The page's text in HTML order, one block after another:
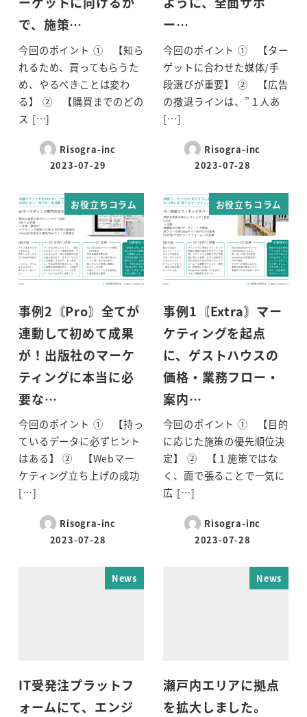
で、施策…
今回のポイント ① 【知ら
れるため、買ってもらうた
め、やるべきことは変わ
る】 ② 【購買までのどの
ス […]
Risogra-inc
2023-07-29
ー…
今回のポイント ① 【ター
ゲットに合わせた媒体/手
段選びが重要】 ② 【広告
の撤退ラインは、”１人あ
[…]
Risogra-inc
2023-07-28
お役立ちコラム
事例2〘Pro〙全てが
連動して初めて成果
が！出版社のマーケ
ティングに本当に必
要な…
今回のポイント ① 【持っ
ているデータに必ずヒント
はある】 ② 【Webマー
ケティング立ち上げの成功
[…]
Risogra-inc
2023-07-28
お役立ちコラム
事例1〘Extra〙マー
ケティングを起点
に、ゲストハウスの
価格・業務フロー・
案内…
今回のポイント ① 【目的
に応じた施策の優先順位決
定】 ② 【１施策ではな
く、面で張ることで一気に
広 […]
Risogra-inc
2023-07-28
News
IT受発注プラットフ
ォームにて、エンジ
News
瀬戸内エリアに拠点
を拡大しました。